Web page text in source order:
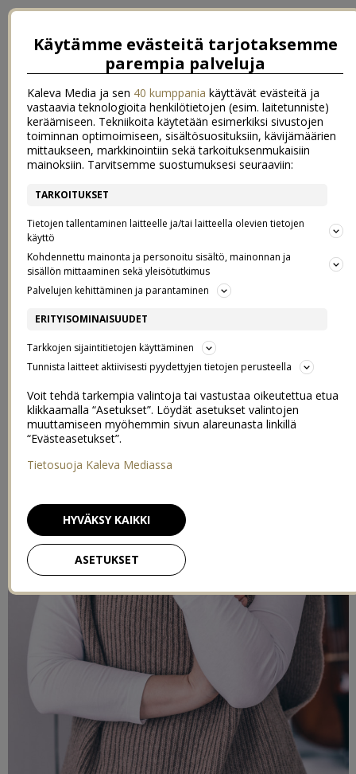
Energianeule
VIIKONLOPPU JA KAULURILIIVI
20.2.2021
Käytämme evästeitä tarjotaksemme
parempia palveluja
Kaleva Media ja sen 40 kumppania käyttävät evästeitä ja
vastaavia teknologioita henkilötietojen (esim. laitetunniste)
keräämiseen. Tekniikoita käytetään esimerkiksi sivustojen
toiminnan optimoimiseen, sisältösuosituksiin, kävijämäärien
mittaukseen, markkinointiin sekä tarkoituksenmukaisiin
mainoksiin. Tarvitsemme suostumuksesi seuraaviin:
TARKOITUKSET
Tietojen tallentaminen laitteelle ja/tai laitteella olevien tietojen
käyttö
Kohdennettu mainonta ja personoitu sisältö, mainonnan ja
sisällön mittaaminen sekä yleisötutkimus
Palvelujen kehittäminen ja parantaminen
ERITYISOMINAISUUDET
Tarkkojen sijaintitietojen käyttäminen
Tunnista laitteet aktiivisesti pyydettyjen tietojen perusteella
Voit tehdä tarkempia valintoja tai vastustaa oikeutettua etua
klikkaamalla “Asetukset”. Löydät asetukset valintojen
muuttamiseen myöhemmin sivun alareunasta linkillä
“Evästeasetukset”.
Tietosuoja Kaleva Mediassa
ASETUKSET
HYVÄKSY KAIKKI